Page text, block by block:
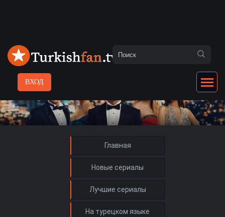
ВХОД
Главная
Новые сериалы
Лучшие сериалы
На турецком языке